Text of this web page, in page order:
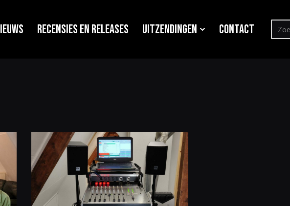
Recensies en releases Uitzendingen Contact